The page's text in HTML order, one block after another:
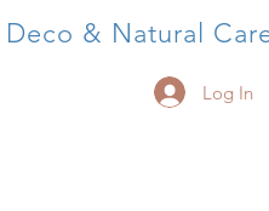
& Natural
Log In